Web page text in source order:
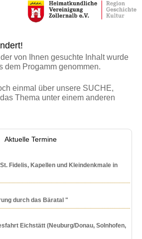
von Ihnen gesuchte Inhalt wurde
dem Progamm genommen.
einmal über unsere SUCHE,
Thema unter einem anderen
Aktuelle Termine
Fidelis, Kapellen und Kleindenkmale in
durch das Bäratal "
Eichstätt (Neuburg/Donau, Solnhofen,